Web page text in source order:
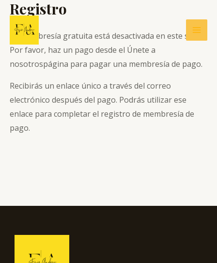
contenido
Registro
La membresía gratuita está desactivada en este sitio.
Por favor, haz un pago desde el Únete a
nosotrospágina para pagar una membresía de pago.
Recibirás un enlace único a través del correo
electrónico después del pago. Podrás utilizar ese
enlace para completar el registro de membresía de
pago.